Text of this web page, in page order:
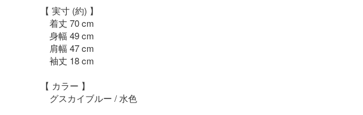
【 実寸 (約) 】
着丈 70 cm
身幅 49 cm
肩幅 47 cm
袖丈 18 cm
【 カラー 】
グスカイブルー / 水色